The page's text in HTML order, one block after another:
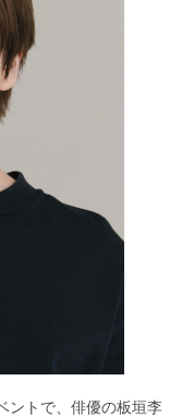
ントで、俳優の板垣李